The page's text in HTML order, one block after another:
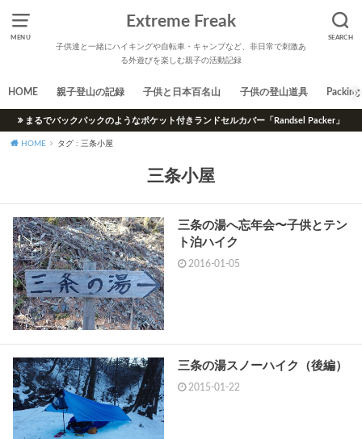
MENU SEARCH
Extreme Freak
子供達と一緒にハイキングや自転車・キャンプなど、非日常で刺激あ
る外遊びを楽しむ親子の活動記録
HOME 親子登山の記録 子供と日本百名山 子供の登山道具 Packing
まるでバックパックのようなポケット付きランドセルカバー「Randsel Packer」
HOME タグ : 三条小屋
三条小屋
三条の湯へ忘年会〜子供とテン
ト泊ハイク
2016-01-05
三条の湯スノーハイク（後編）
2015-01-22